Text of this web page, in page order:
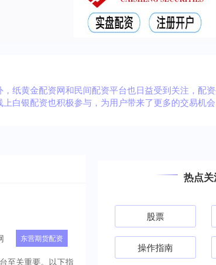
纸黄金配资网和民间配资平台也日益受到关注，配
白银配资也积极参与，为用户带来了更多的交易机会
东营期货配资
至关重要。以下指
热点
股票
操作指南